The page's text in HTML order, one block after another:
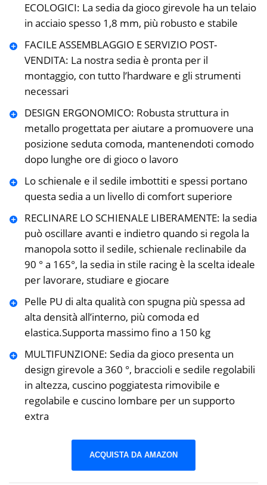
ECOLOGICI: La sedia da gioco girevole ha un telaio
in acciaio spesso 1,8 mm, più robusto e stabile
FACILE ASSEMBLAGGIO E SERVIZIO POST-
VENDITA: La nostra sedia è pronta per il
montaggio, con tutto l’hardware e gli strumenti
necessari
DESIGN ERGONOMICO: Robusta struttura in
metallo progettata per aiutare a promuovere una
posizione seduta comoda, mantenendoti comodo
dopo lunghe ore di gioco o lavoro
Lo schienale e il sedile imbottiti e spessi portano
questa sedia a un livello di comfort superiore
RECLINARE LO SCHIENALE LIBERAMENTE: la sedia
può oscillare avanti e indietro quando si regola la
manopola sotto il sedile, schienale reclinabile da
90 ° a 165°, la sedia in stile racing è la scelta ideale
per lavorare, studiare e giocare
Pelle PU di alta qualità con spugna più spessa ad
alta densità all’interno, più comoda ed
elastica.Supporta massimo fino a 150 kg
MULTIFUNZIONE: Sedia da gioco presenta un
design girevole a 360 °, braccioli e sedile regolabili
in altezza, cuscino poggiatesta rimovibile e
regolabile e cuscino lombare per un supporto
extra
ACQUISTA DA AMAZON